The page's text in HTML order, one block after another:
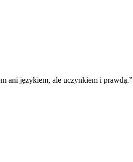
ani językiem, ale uczynkiem i prawdą.”